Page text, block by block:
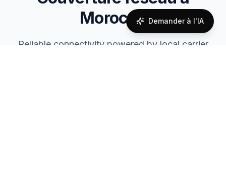
Morocco
Reliable connectivity powered by local carrier
Demander à l'IA